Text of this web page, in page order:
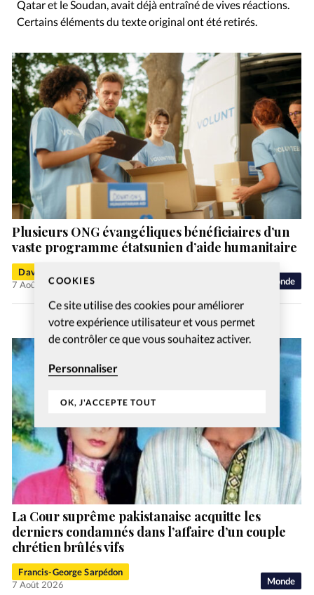
COOKIES
Ce site utilise des cookies pour améliorer
votre expérience utilisateur et vous permet
de contrôler ce que vous souhaitez activer.
Personnaliser
OK, J'ACCEPTE TOUT
Qatar et le Soudan, avait déjà entraîné de vives réactions.
Certains éléments du texte original ont été retirés.
Monde
Plusieurs ONG évangéliques bénéficiaires d’un
vaste programme étatsunien d’aide humanitaire
David Métreau
7 Août 2026
Monde
La Cour suprême pakistanaise acquitte les
derniers condamnés dans l’affaire d’un couple
chrétien brûlés vifs
Francis-George Sarpédon
7 Août 2026